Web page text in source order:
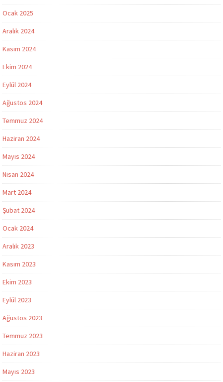
Ocak 2025
Aralık 2024
Kasım 2024
Ekim 2024
Eylül 2024
Ağustos 2024
Temmuz 2024
Haziran 2024
Mayıs 2024
Nisan 2024
Mart 2024
Şubat 2024
Ocak 2024
Aralık 2023
Kasım 2023
Ekim 2023
Eylül 2023
Ağustos 2023
Temmuz 2023
Haziran 2023
Mayıs 2023